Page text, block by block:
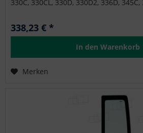
330C, 330CL, 330D, 330D2, 336D, 345C,
M322D2MH, M324D2MH, M325C,
SF65 MOROOKA: MST-2200VD
338,23 € *
In den Warenkorb
Merken